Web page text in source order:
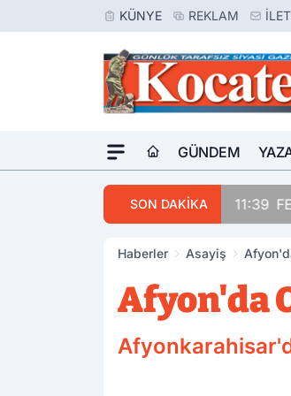
KÜNYE REKLAM
GÜNDEM
SON DAKİKA 11:39
Haberler Asayiş
Afyon'da